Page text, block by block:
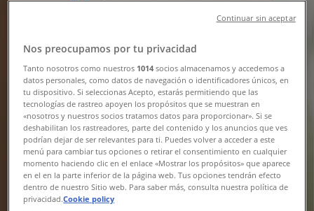
Yarın son günYıldırım
Yakında
A101
A101 13 Ağustos Aldın Aldın Kataloğu
Yarın son günYıldırım
Nos preocupamos por tu privacidad
Tanto nosotros como nuestros 1014 socios almacenamos y accedemos a
datos personales, como datos de navegación o identificadores únicos, en
tu dispositivo. Si seleccionas Acepto, estarás permitiendo que las
tecnologías de rastreo apoyen los propósitos que se muestran en
«nosotros y nuestros socios tratamos datos para proporcionar». Si se
deshabilitan los rastreadores, parte del contenido y los anuncios que ves
podrían dejar de ser relevantes para ti. Puedes volver a acceder a este
menú para cambiar tus opciones o retirar el consentimiento en cualquier
momento haciendo clic en el enlace «Mostrar los propósitos» que aparece
en el en la parte inferior de la página web. Tus opciones tendrán efecto
dentro de nuestro Sitio web. Para saber más, consulta nuestra política de
privacidad.Cookie policy
Continuar sin aceptar